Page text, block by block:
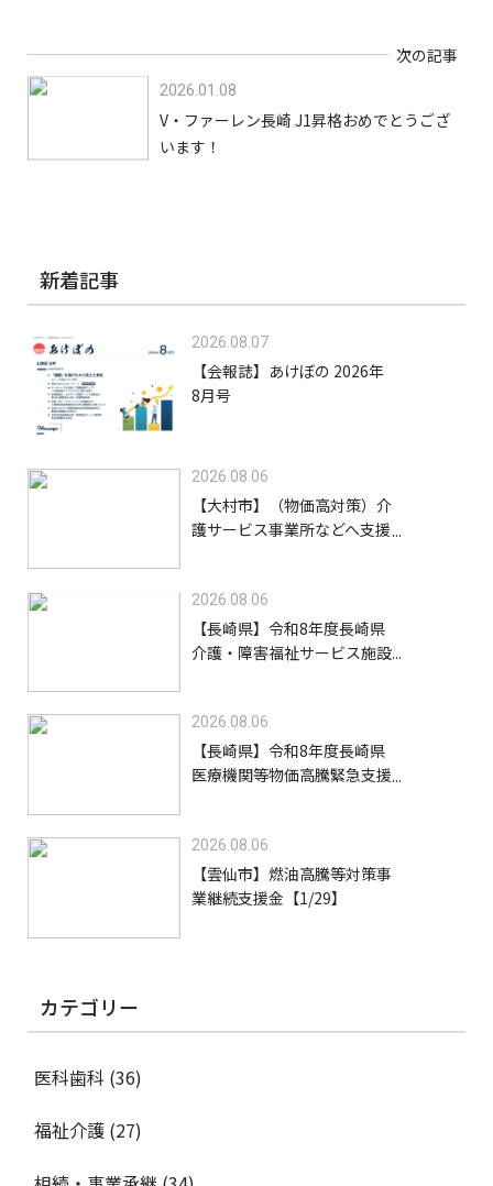
次の記事
2026.01.08
V・ファーレン長崎 J1昇格おめでとうござ
います！
新着記事
2026.08.07
【会報誌】あけぼの 2026年
8月号
2026.08.06
【大村市】（物価高対策）介
護サービス事業所などへ支援
2026.08.06
【長崎県】令和8年度長崎県
介護・障害福祉サービス施設
2026.08.06
【長崎県】令和8年度長崎県
医療機関等物価高騰緊急支援
2026.08.06
【雲仙市】燃油高騰等対策事
業継続支援金【1/29】
カテゴリー
医科歯科 (36)
福祉介護 (27)